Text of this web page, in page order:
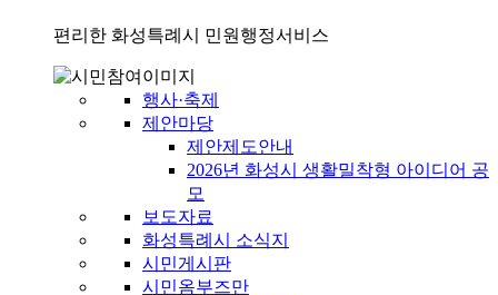
편리한 화성특례시 민원행정서비스
행사·축제
제안마당
제안제도안내
2026년 화성시 생활밀착형 아이디어 공
모
보도자료
화성특례시 소식지
시민게시판
시민옴부즈만